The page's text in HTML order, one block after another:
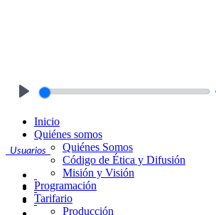
Usuarios
Inicio
Quiénes somos
Quiénes Somos
Código de Ética y Difusión
Misión y Visión
Programación
Tarifario
Producción